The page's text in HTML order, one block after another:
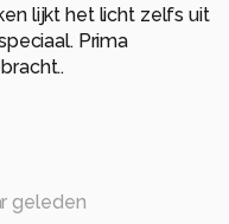
lijkt het licht zelfs uit
Prima
geleden